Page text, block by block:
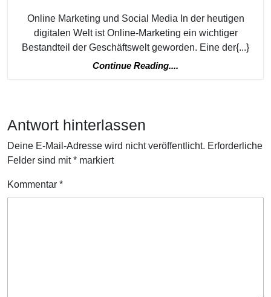
Online Marketing und Social Media In der heutigen
digitalen Welt ist Online-Marketing ein wichtiger
Bestandteil der Geschäftswelt geworden. Eine der{...}
Continue Reading....
Antwort hinterlassen
Deine E-Mail-Adresse wird nicht veröffentlicht. Erforderliche
Felder sind mit* markiert
Kommentar *